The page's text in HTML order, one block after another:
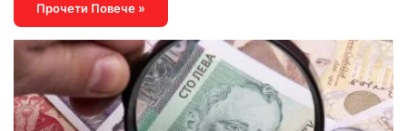
Прочети Повече »